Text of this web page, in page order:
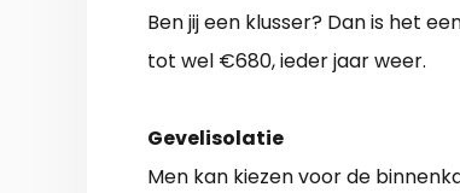
Ben jij een klusser? Dan is het
tot wel €680, ieder jaar weer.
Gevelisolatie
Men kan kiezen voor de